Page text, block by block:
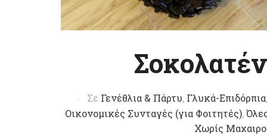
Σε Γενέθλια & Πάρτυ, Γλυκά-Επιδόρπια
Οικονομικές Συνταγές (για Φοιτητές),
Χωρίς